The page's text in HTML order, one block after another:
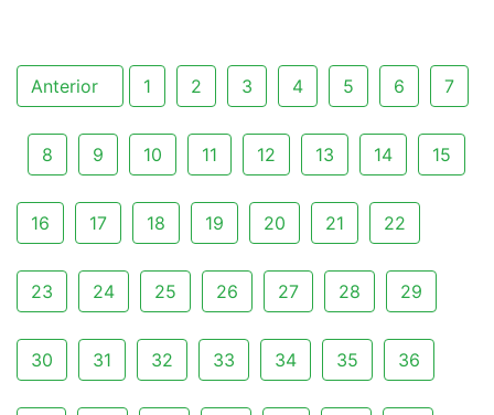
Anterior 1 2 3 4 5 6 7
8 9 10 11 12 13 14 15
16 17 18 19 20 21 22
23 24 25 26 27 28 29
30 31 32 33 34 35 36